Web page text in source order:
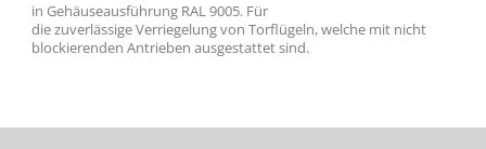
in Gehäuseausführung RAL 9005. Für
die zuverlässige Verriegelung von Torflügeln, welche mit nicht
blockierenden Antrieben ausgestattet sind.